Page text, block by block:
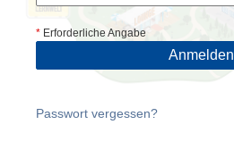
* Erforderliche Angabe
Anmelden
Passwort vergessen?